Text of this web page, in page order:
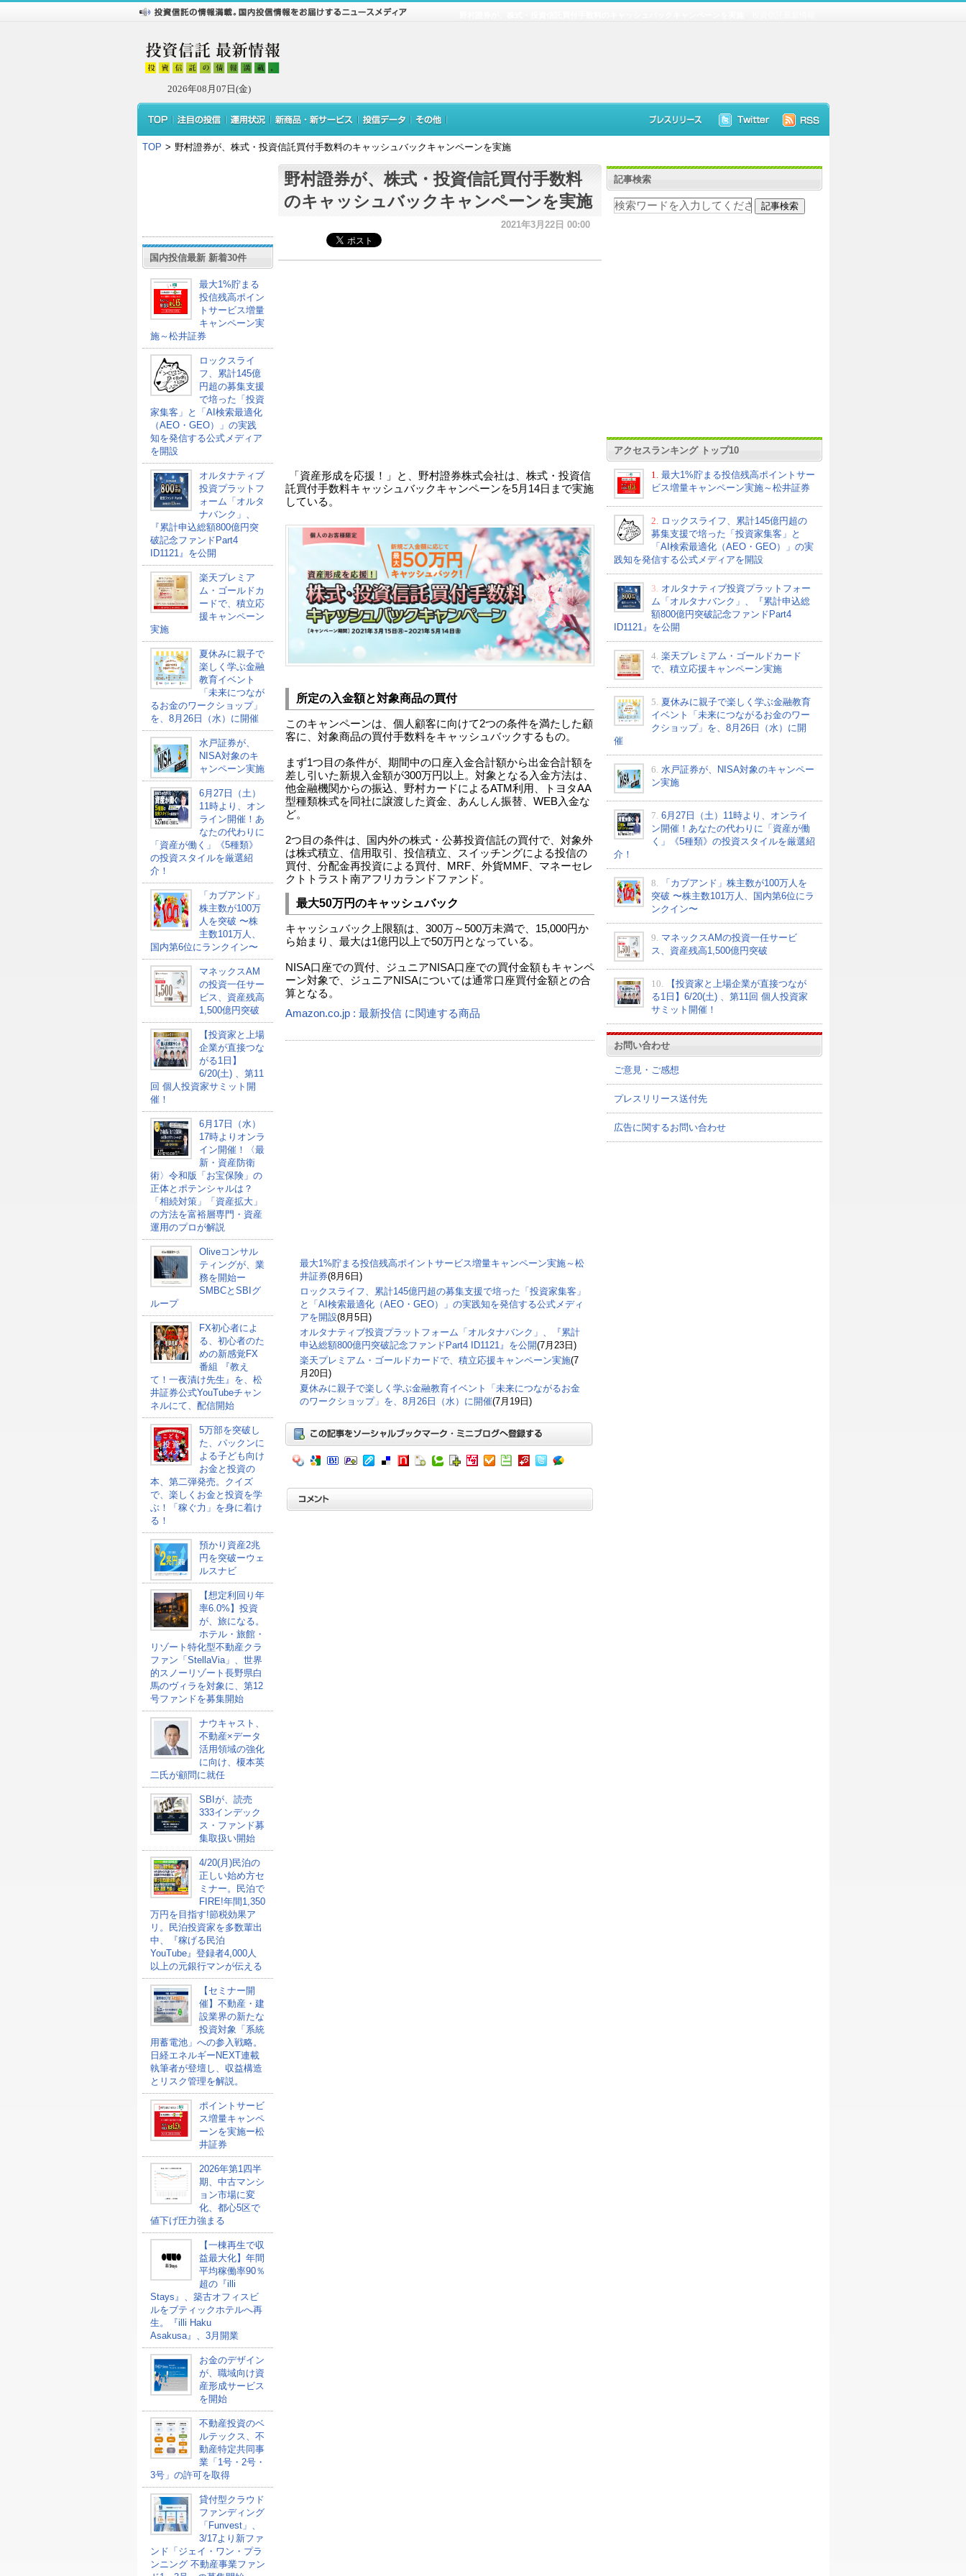
2026年08月07日(金)
TOP > 野村證券が、株式・投資信託買付手数料のキャッシュバックキャンペーンを実施
国内投信最新 新着30件
最大1%貯まる
投信残高ポイン
トサービス増量
キャンペーン実
施～松井証券
ロックスライ
フ、累計145億
円超の募集支援
で培った「投資
家集客」と「AI検索最適化
（AEO・GEO）」の実践
知を発信する公式メディア
を開設
オルタナティブ
投資プラットフ
ォーム「オルタ
ナバンク」、
『累計申込総額800億円突
破記念ファンドPart4
ID1121』を公開
楽天プレミア
ム・ゴールドカ
ードで、積立応
援キャンペーン
実施
夏休みに親子で
楽しく学ぶ金融
教育イベント
「未来につなが
るお金のワークショップ」
を、8月26日（水）に開催
水戸証券が、
NISA対象のキ
ャンペーン実施
6月27日（土）
11時より、オン
ライン開催！あ
なたの代わりに
「資産が働く」《5種類》
の投資スタイルを厳選紹
介！
「カブアンド」
株主数が100万
人を突破 〜株
主数101万人、
国内第6位にランクイン〜
マネックスAM
の投資一任サー
ビス、資産残高
1,500億円突破
【投資家と上場
企業が直接つな
がる1日】
6/20(土) 、第11
回 個人投資家サミット開
催！
6月17日（水）
17時よりオンラ
イン開催！〈最
新・資産防衛
術〉令和版「お宝保険」の
正体とポテンシャルは？
「相続対策」「資産拡大」
の方法を富裕層専門・資産
運用のプロが解説
Oliveコンサル
ティングが、業
務を開始ー
SMBCとSBIグ
ループ
FX初心者によ
る、初心者のた
めの新感覚FX
番組 『教え
て！一夜漬け先生』を、松
井証券公式YouTubeチャン
ネルにて、配信開始
5万部を突破し
た、パックンに
よる子ども向け
お金と投資の
本、第二弾発売。クイズ
で、楽しくお金と投資を学
ぶ！「稼ぐ力」を身に着け
る！
預かり資産2兆
円を突破ーウェ
ルスナビ
【想定利回り年
率6.0%】投資
が、旅になる。
ホテル・旅館・
リゾート特化型不動産クラ
ファン「StellaVia」、世界
的スノーリゾート長野県白
馬のヴィラを対象に、第12
号ファンドを募集開始
ナウキャスト、
不動産×データ
活用領域の強化
に向け、榎本英
二氏が顧問に就任
SBIが、読売
333インデック
ス・ファンド募
集取扱い開始
4/20(月)民泊の
正しい始め方セ
ミナー。民泊で
FIRE!年間1,350
万円を目指す!節税効果ア
リ。民泊投資家を多数輩出
中、『稼げる民泊
YouTube』登録者4,000人
以上の元銀行マンが伝える
【セミナー開
催】不動産・建
設業界の新たな
投資対象「系統
用蓄電池」への参入戦略。
日経エネルギーNEXT連載
執筆者が登壇し、収益構造
とリスク管理を解説。
ポイントサービ
ス増量キャンペ
ーンを実施ー松
井証券
2026年第1四半
期、中古マンシ
ョン市場に変
化、都心5区で
値下げ圧力強まる
【一棟再生で収
益最大化】年間
平均稼働率90％
超の『illi
Stays』、築古オフィスビ
ルをブティックホテルへ再
生。『illi Haku
Asakusa』、3月開業
お金のデザイン
が、職域向け資
産形成サービス
を開始
不動産投資のベ
ルテックス、不
動産特定共同事
業「1号・2号・
3号」の許可を取得
貸付型クラウド
ファンディング
「Funvest」、
3/17より新ファ
ンド「ジェイ・ワン・プラ
ンニング 不動産事業ファン
野村證券が、株式・投資信託買付手数料
のキャッシュバックキャンペーンを実施
2021年3月22日 00:00
「資産形成を応援！」と、野村證券株式会社は、株式・投資信
託買付手数料キャッシュバックキャンペーンを5月14日まで実施
している。
所定の入金額と対象商品の買付
このキャンペーンは、個人顧客に向けて2つの条件を満たした顧
客に、対象商品の買付手数料をキャッシュバックするもの。
まず1つ目の条件が、期間中の口座入金合計額から出金合計額を
差し引いた新規入金額が300万円以上。対象となる入金方法は、
他金融機関からの振込、野村カードによるATM利用、トヨタAA
型種類株式を同社に譲渡した資金、あんしん振替、WEB入金な
ど。
2つ目の条件は、国内外の株式・公募投資信託の買付で、対象外
は株式積立、信用取引、投信積立、スイッチングによる投信の
買付、分配金再投資による買付、MRF、外貨MMF、マネーセレ
クトトラスト南アフリカランドファンド。
最大50万円のキャッシュバック
キャッシュバック上限額は、300万～500万未満で、15,000円か
ら始まり、最大は1億円以上で50万円となっている。
NISA口座での買付、ジュニアNISA口座での買付金額もキャンペ
ーン対象で、ジュニアNISAについては通常口座買付金額との合
算となる。
Amazon.co.jp : 最新投信 に関連する商品
最大1%貯まる投信残高ポイントサービス増量キャンペーン実施～松
井証券(8月6日)
ロックスライフ、累計145億円超の募集支援で培った「投資家集客」
と「AI検索最適化（AEO・GEO）」の実践知を発信する公式メディ
アを開設(8月5日)
オルタナティブ投資プラットフォーム「オルタナバンク」、『累計
申込総額800億円突破記念ファンドPart4 ID1121』を公開(7月23日)
楽天プレミアム・ゴールドカードで、積立応援キャンペーン実施(7
月20日)
夏休みに親子で楽しく学ぶ金融教育イベント「未来につながるお金
のワークショップ」を、8月26日（水）に開催(7月19日)
記事検索
アクセスランキング トップ10
1.
最大1%貯まる投信残高ポイントサー
ビス増量キャンペーン実施～松井証券
2.
ロックスライフ、累計145億円超の
募集支援で培った「投資家集客」と
「AI検索最適化（AEO・GEO）」の実
践知を発信する公式メディアを開設
3. オルタナティブ投資プラットフォー
ム「オルタナバンク」、『累計申込総
額800億円突破記念ファンドPart4
ID1121』を公開
4. 楽天プレミアム・ゴールドカード
で、積立応援キャンペーン実施
5. 夏休みに親子で楽しく学ぶ金融教育
イベント「未来につながるお金のワー
クショップ」を、8月26日（水）に開
催
6. 水戸証券が、NISA対象のキャンペー
ン実施
7. 6月27日（土）11時より、オンライ
ン開催！あなたの代わりに「資産が働
く」《5種類》の投資スタイルを厳選紹
介！
8.
「カブアンド」株主数が100万人を
突破 〜株主数101万人、国内第6位にラ
ンクイン〜
9. マネックスAMの投資一任サービ
ス、資産残高1,500億円突破
10.
【投資家と上場企業が直接つなが
る1日】6/20(土) 、第11回 個人投資家
サミット開催！
お問い合わせ
ご意見・ご感想
プレスリリース送付先
広告に関するお問い合わせ